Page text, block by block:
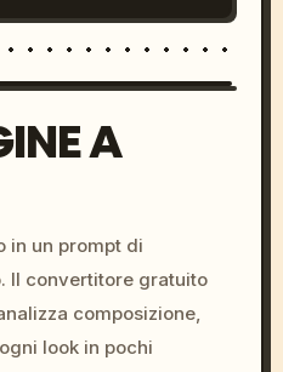
colors, 8k --v 6.0
A
in un prompt di
Il convertitore gratuito
composizione,
look in pochi